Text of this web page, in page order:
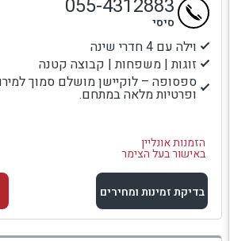
וילה עם 4 חדרי שינה
זוגות | משפחות | קבוצה קטנה
ספסופה – לוקיישן מושלם סמוך
ופרטיות מלאה במתחם.
הזמנות אונליין
באישור בעל הצימר
055-4312883
סיסי
בדיקת זמינות ומחירים
למתחם זה